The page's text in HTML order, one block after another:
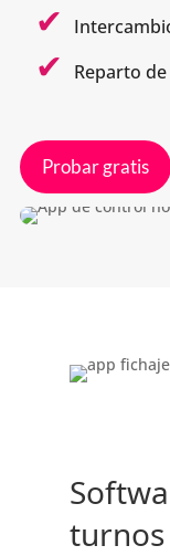
Reparto
Probar gratis
turnos